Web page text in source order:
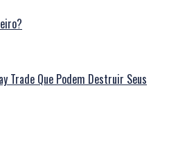
Trade Que Podem Destruir Seus